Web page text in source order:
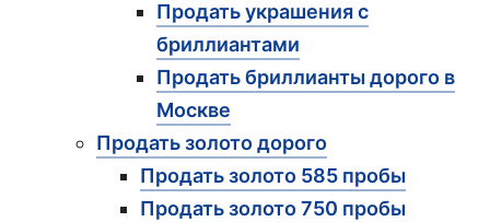
Продать украшения с
бриллиантами
Продать бриллианты дорого в
Москве
Продать золото дорого
Продать золото 585 пробы
Продать золото 750 пробы